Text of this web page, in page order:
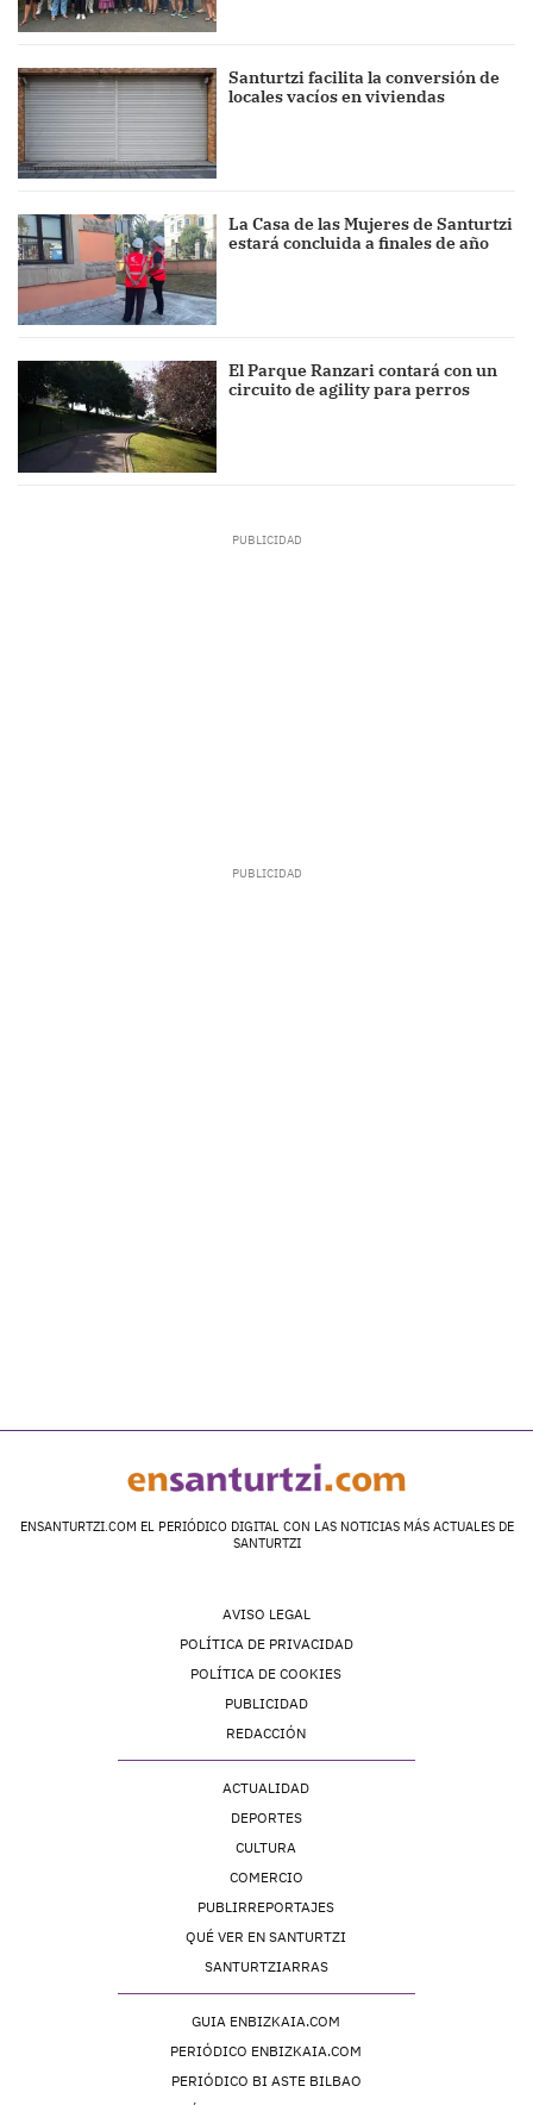
Santurtzi facilita la conversión de
locales vacíos en viviendas
La Casa de las Mujeres de Santurtzi
estará concluida a finales de año
El Parque Ranzari contará con un
circuito de agility para perros
ENSANTURTZI.COM EL PERIÓDICO DIGITAL CON LAS NOTICIAS MÁS ACTUALES DE
SANTURTZI
AVISO LEGAL
POLÍTICA DE PRIVACIDAD
POLÍTICA DE COOKIES
PUBLICIDAD
REDACCIÓN
ACTUALIDAD
DEPORTES
CULTURA
COMERCIO
PUBLIRREPORTAJES
QUÉ VER EN SANTURTZI
SANTURTZIARRAS
GUIA ENBIZKAIA.COM
PERIÓDICO ENBIZKAIA.COM
PERIÓDICO BI ASTE BILBAO